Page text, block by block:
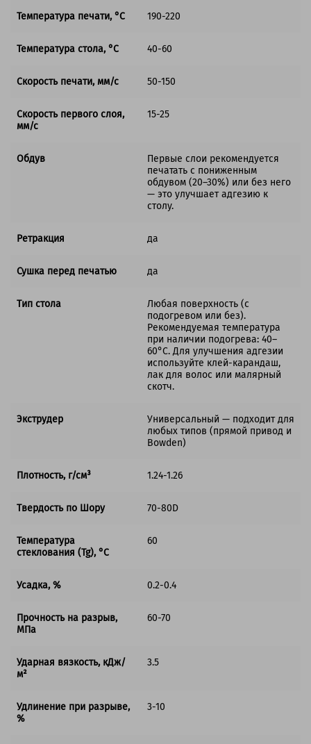
Температура печати, °C 190-220
Температура стола, °C 40-60
Скорость печати, мм/с 50-150
Скорость первого слоя,
мм/с
15-25
Обдув
Первые слои рекомендуется
печатать с пониженным
обдувом (20–30%) или без него
— это улучшает адгезию к
столу.
Ретракция да
Сушка перед печатью да
Тип стола
Любая поверхность (с
подогревом или без).
Рекомендуемая температура
при наличии подогрева: 40–
60°C. Для улучшения адгезии
используйте клей-карандаш,
лак для волос или малярный
скотч.
Экструдер
Универсальный — подходит для
любых типов (прямой привод и
Bowden)
Плотность, г/см³ 1.24-1.26
Твердость по Шору 70-80D
Температура
стеклования (Tg), °C
60
Усадка, % 0.2-0.4
Прочность на разрыв,
МПа
60-70
Ударная вязкость, кДж/
м²
3.5
Удлинение при разрыве,
%
3-10